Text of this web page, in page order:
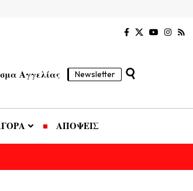
Αγγελίας Newsletter
ΑΠΟΨΕΙΣ